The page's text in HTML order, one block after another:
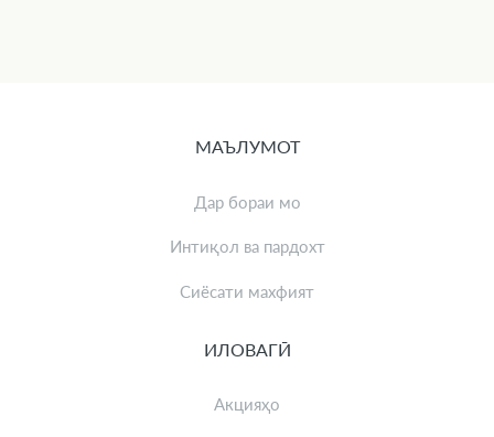
МАЪЛУМОТ
Дар бораи мо
Интиқол ва пардохт
Сиёсати махфият
ИЛОВАГӢ
Акцияҳо